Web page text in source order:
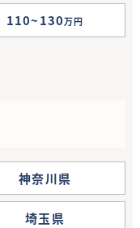
110~130万円
神奈川県
埼玉県